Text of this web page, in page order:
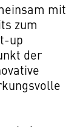
mit
zum
up
der